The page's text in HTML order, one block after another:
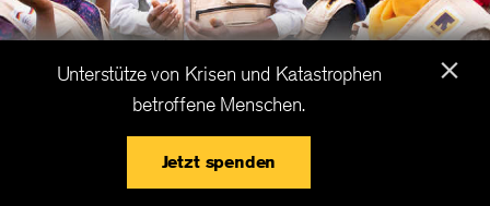
Die IRC-Mitarbeiter*innen Shina Jemal, Abdi Yusuf und
×
Unterstütze von Krisen und Katastrophen
betroffene Menschen.
Jetzt spenden